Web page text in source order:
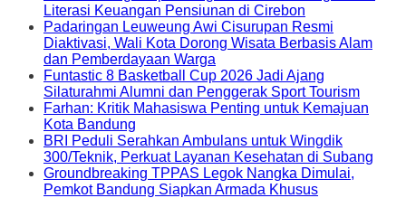
Literasi Keuangan Pensiunan di Cirebon
Padaringan Leuweung Awi Cisurupan Resmi
Diaktivasi, Wali Kota Dorong Wisata Berbasis Alam
dan Pemberdayaan Warga
Funtastic 8 Basketball Cup 2026 Jadi Ajang
Silaturahmi Alumni dan Penggerak Sport Tourism
Farhan: Kritik Mahasiswa Penting untuk Kemajuan
Kota Bandung
BRI Peduli Serahkan Ambulans untuk Wingdik
300/Teknik, Perkuat Layanan Kesehatan di Subang
Groundbreaking TPPAS Legok Nangka Dimulai,
Pemkot Bandung Siapkan Armada Khusus